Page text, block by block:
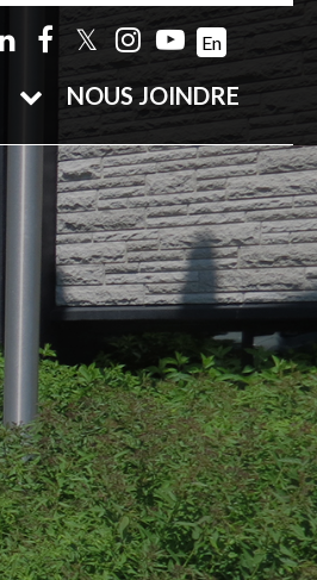
𝕏 En
NOUS JOINDRE